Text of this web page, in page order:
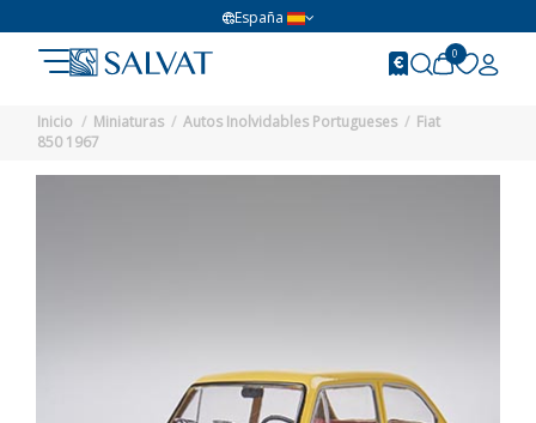
España
0
Inicio Miniaturas Autos Inolvidables Portugueses
Fiat
850 1967